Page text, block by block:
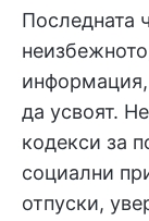
Последната
информация,
да усвоят.
кодекси за
социални
отпуски,